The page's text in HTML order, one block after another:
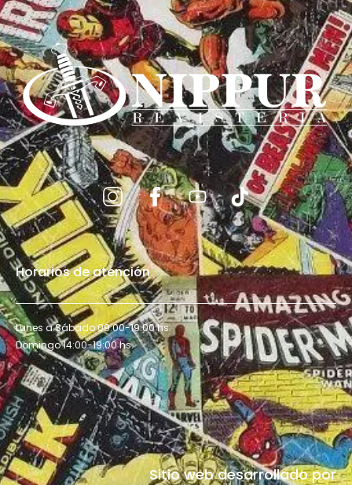
Horarios de atención
Lunes a Sábado 09:00-19:00 hs.
Domingo 14:00-19:00 hs.
Sitio web desarrollado por